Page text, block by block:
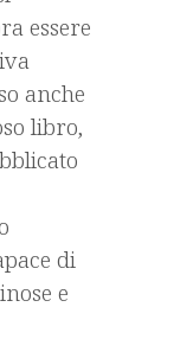
essere
anche
libro,
di
e